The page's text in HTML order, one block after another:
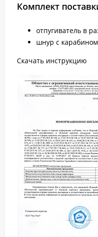
Комплект
отпугиватель в
шнур с
Скачать инструкцию